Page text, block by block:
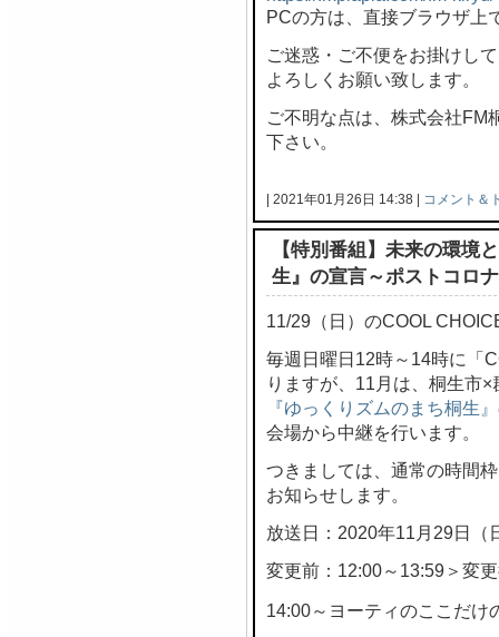
PCの方は、直接ブラウザ上
ご迷惑・ご不便をお掛けし
よろしくお願い致します。
ご不明な点は、株式会社FM
下さい。
| 2021年01月26日 14:38 | コメント＆
【特別番組】未来の環境
生』の宣言～ポストコロ
11/29（日）のCOOL
毎週日曜日12時～14時に「
りますが、11月は、桐生市
『ゆっくりズムのまち桐生
会場から中継を行います。
つきましては、通常の時間
お知らせします。
放送日：2020年11月29日（
変更前：12:00～13:59＞変
14:00～ヨーティのここだけ